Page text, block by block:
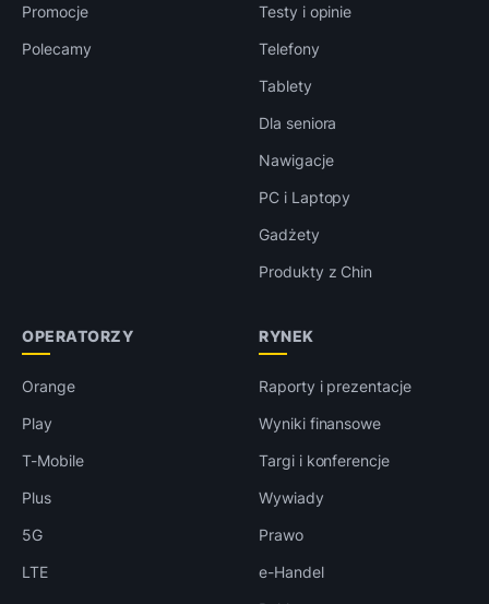
Promocje
Polecamy
Testy i opinie
Telefony
Tablety
Dla seniora
Nawigacje
PC i Laptopy
Gadżety
Produkty z Chin
OPERATORZY
Orange
Play
T-Mobile
Plus
5G
LTE
RYNEK
Raporty i prezentacje
Wyniki finansowe
Targi i konferencje
Wywiady
Prawo
e-Handel